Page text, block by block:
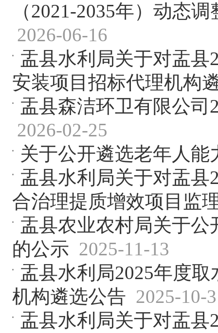
（2021-2035年）动态
2026-06-16
盂县水利局关于对盂县
安装项目招标代理机构
盂县森洁环卫有限公司
2026-02-25
关于公开遴选老年人
盂县水利局关于对盂县
合治理提质增效项目监
盂县农业农村局关于
的公示 2025-11-13
盂县水利局2025年度
机构遴选公告 2025-10-
盂县水利局关于对盂县